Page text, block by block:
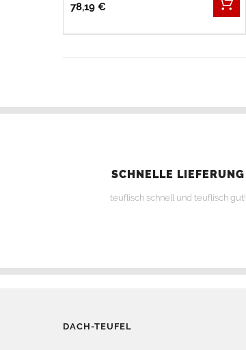
78,19 €
SCHNELLE LIEFERUNG
teuflisch schnell und teuflisch gut!
DACH-TEUFEL